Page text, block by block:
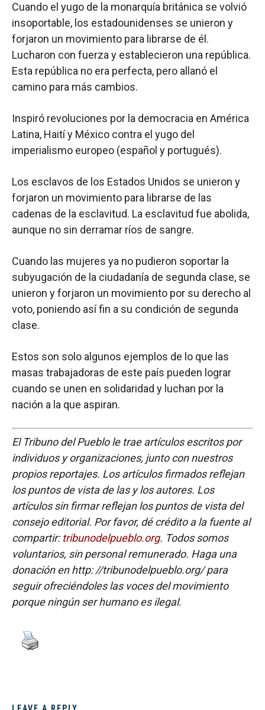
Cuando el yugo de la monarquía británica se volvió
insoportable, los estadounidenses se unieron y
forjaron un movimiento para librarse de él.
Lucharon con fuerza y ​​establecieron una república.
Esta república no era perfecta, pero allanó el
camino para más cambios.
Inspiró revoluciones por la democracia en América
Latina, Haití y México contra el yugo del
imperialismo europeo (español y portugués).
Los esclavos de los Estados Unidos se unieron y
forjaron un movimiento para librarse de las
cadenas de la esclavitud. La esclavitud fue abolida,
aunque no sin derramar ríos de sangre.
Cuando las mujeres ya no pudieron soportar la
subyugación de la ciudadanía de segunda clase, se
unieron y forjaron un movimiento por su derecho al
voto, poniendo así fin a su condición de segunda
clase.
Estos son solo algunos ejemplos de lo que las
masas trabajadoras de este país pueden lograr
cuando se unen en solidaridad y luchan por la
nación a la que aspiran.
El Tribuno del Pueblo le trae artículos escritos por
individuos y organizaciones, junto con nuestros
propios reportajes. Los artículos firmados reflejan
los puntos de vista de las y los autores. Los
artículos sin firmar reflejan los puntos de vista del
consejo editorial. Por favor, dé crédito a la fuente al
compartir:tribunodelpueblo.org. Todos somos
voluntarios, sin personal remunerado. Haga una
donación en http: //tribunodelpueblo.org/ para
seguir ofreciéndoles las voces del movimiento
porque ningún ser humano es ilegal.